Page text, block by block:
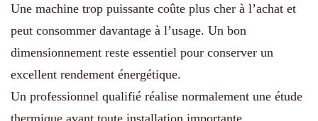
Une machine trop puissante coûte plus cher à l’achat et
peut consommer davantage à l’usage. Un bon
dimensionnement reste essentiel pour conserver un
excellent rendement énergétique.
Un professionnel qualifié réalise normalement une étude
thermique avant toute installation importante.